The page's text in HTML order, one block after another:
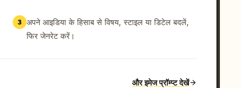
3 अपने आइडिया के हिसाब से विषय, स्टाइल या डिटेल बदलें,
फिर जेनरेट करें।
और इमेज प्रॉम्प्ट देखें